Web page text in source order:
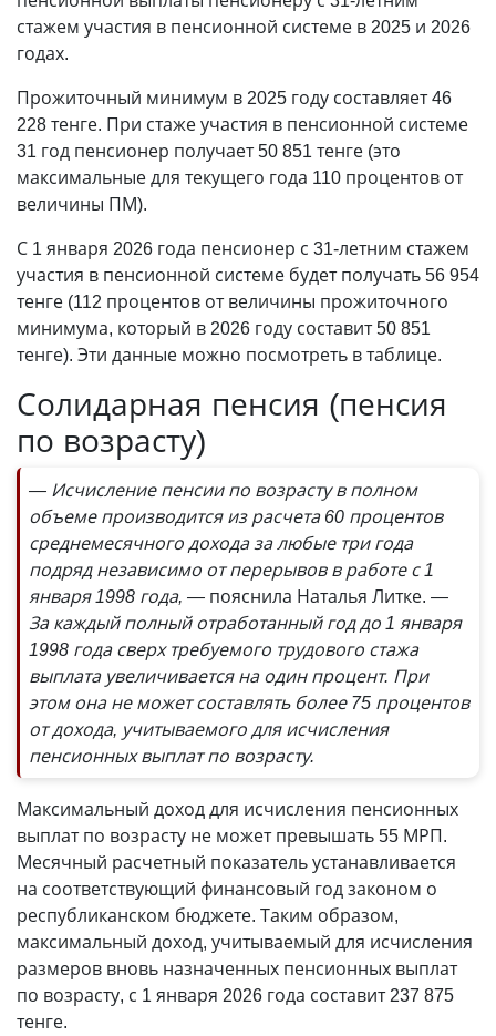
стажем участия в пенсионной системе в 2025 и 2026
годах.
Прожиточный минимум в 2025 году составляет 46
228 тенге. При стаже участия в пенсионной системе
31 год пенсионер получает 50 851 тенге (это
максимальные для текущего года 110 процентов от
величины ПМ).
С 1 января 2026 года пенсионер с 31-летним стажем
участия в пенсионной системе будет получать 56 954
тенге (112 процентов от величины прожиточного
минимума, который в 2026 году составит 50 851
тенге). Эти данные можно посмотреть в таблице.
Солидарная пенсия (пенсия
по возрасту)
— Исчисление пенсии по возрасту в полном
объеме производится из расчета 60 процентов
среднемесячного дохода за любые три года
подряд независимо от перерывов в работе с 1
января 1998 года, — пояснила Наталья Литке. —
За каждый полный отработанный год до 1 января
1998 года сверх требуемого трудового стажа
выплата увеличивается на один процент. При
этом она не может составлять более 75 процентов
от дохода, учитываемого для исчисления
пенсионных выплат по возрасту.
Максимальный доход для исчисления пенсионных
выплат по возрасту не может превышать 55 МРП.
Месячный расчетный показатель устанавливается
на соответствующий финансовый год законом о
республиканском бюджете. Таким образом,
максимальный доход, учитываемый для исчисления
размеров вновь назначенных пенсионных выплат
по возрасту, с 1 января 2026 года составит 237 875
тенге.